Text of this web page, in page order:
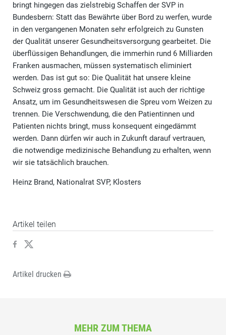
bringt hingegen das zielstrebig Schaffen der SVP in
Bundesbern: Statt das Bewährte über Bord zu werfen, wurde
in den vergangenen Monaten sehr erfolgreich zu Gunsten
der Qualität unserer Gesundheitsversorgung gearbeitet. Die
überflüssigen Behandlungen, die immerhin rund 6 Milliarden
Franken ausmachen, müssen systematisch eliminiert
werden. Das ist gut so: Die Qualität hat unsere kleine
Schweiz gross gemacht. Die Qualität ist auch der richtige
Ansatz, um im Gesundheitswesen die Spreu vom Weizen zu
trennen. Die Verschwendung, die den Patientinnen und
Patienten nichts bringt, muss konsequent eingedämmt
werden. Dann dürfen wir auch in Zukunft darauf vertrauen,
die notwendige medizinische Behandlung zu erhalten, wenn
wir sie tatsächlich brauchen.
Heinz Brand, Nationalrat SVP, Klosters
Artikel teilen
Artikel drucken
MEHR ZUM THEMA